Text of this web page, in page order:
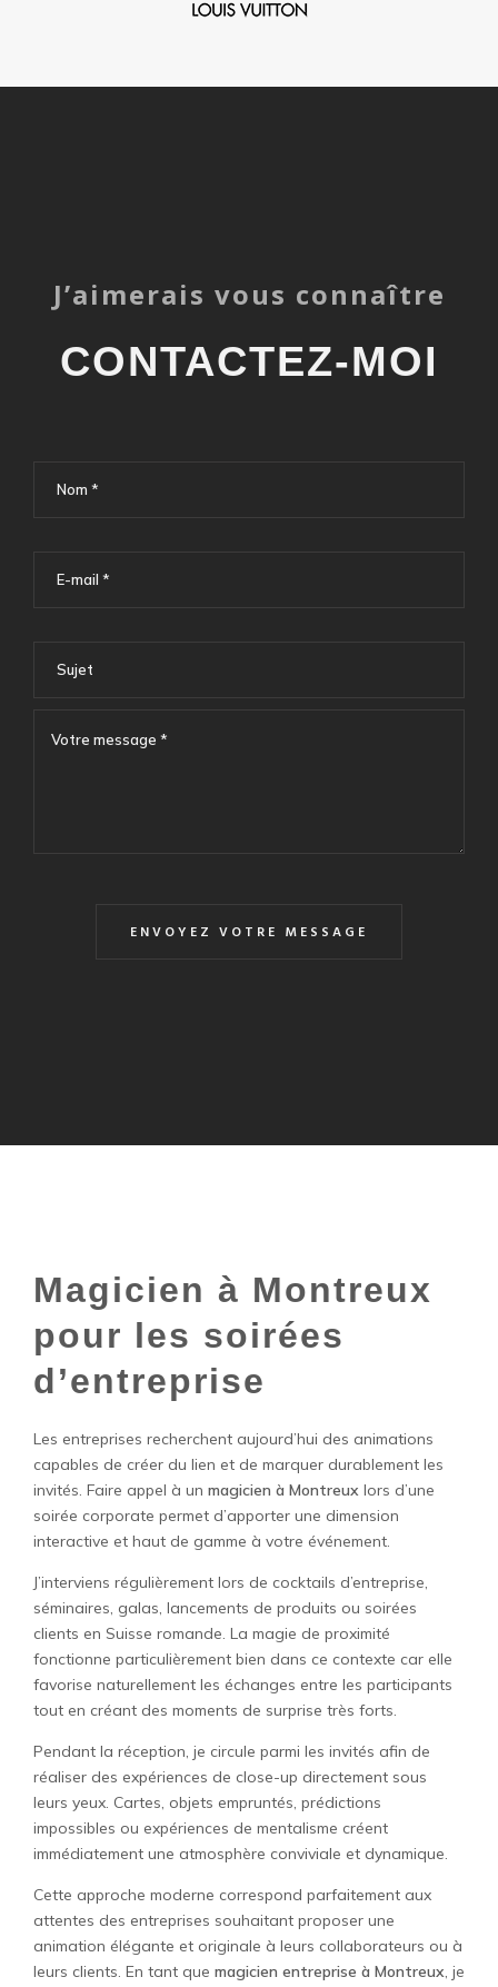
J’aimerais vous connaître
CONTACTEZ-MOI
Magicien à Montreux
pour les soirées
d’entreprise
Les entreprises recherchent aujourd’hui des animations
capables de créer du lien et de marquer durablement les
invités. Faire appel à un magicien à Montreux lors d’une
soirée corporate permet d’apporter une dimension
interactive et haut de gamme à votre événement.
J’interviens régulièrement lors de cocktails d’entreprise,
séminaires, galas, lancements de produits ou soirées
clients en Suisse romande. La magie de proximité
fonctionne particulièrement bien dans ce contexte car elle
favorise naturellement les échanges entre les participants
tout en créant des moments de surprise très forts.
Pendant la réception, je circule parmi les invités afin de
réaliser des expériences de close-up directement sous
leurs yeux. Cartes, objets empruntés, prédictions
impossibles ou expériences de mentalisme créent
immédiatement une atmosphère conviviale et dynamique.
Cette approche moderne correspond parfaitement aux
attentes des entreprises souhaitant proposer une
animation élégante et originale à leurs collaborateurs ou à
leurs clients. En tant que magicien entreprise à Montreux, je